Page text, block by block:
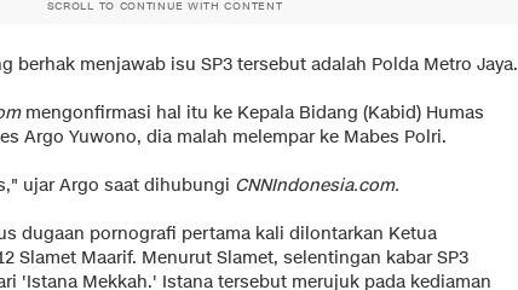
SCROLL TO CONTINUE WITH CONTENT
berhak menjawab isu SP3 tersebut adalah Polda Metro Jaya.
mengonfirmasi hal itu ke Kepala Bidang (Kabid) Humas
Argo Yuwono, dia malah melempar ke Mabes Polri.
ujar Argo saat dihubungi CNNIndonesia.com.
dugaan pornografi pertama kali dilontarkan Ketua
Slamet Maarif. Menurut Slamet, selentingan kabar SP3
'Istana Mekkah.' Istana tersebut merujuk pada kediaman